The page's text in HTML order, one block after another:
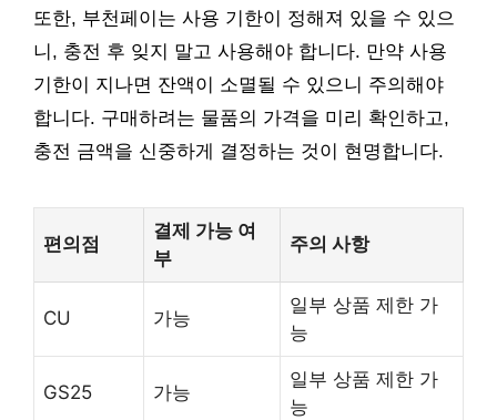
또한, 부천페이는 사용 기한이 정해져 있을 수 있으
니, 충전 후 잊지 말고 사용해야 합니다. 만약 사용
기한이 지나면 잔액이 소멸될 수 있으니 주의해야
합니다. 구매하려는 물품의 가격을 미리 확인하고,
충전 금액을 신중하게 결정하는 것이 현명합니다.
편의점
결제 가능 여
부
주의 사항
CU 가능
일부 상품 제한 가
능
GS25 가능
일부 상품 제한 가
능